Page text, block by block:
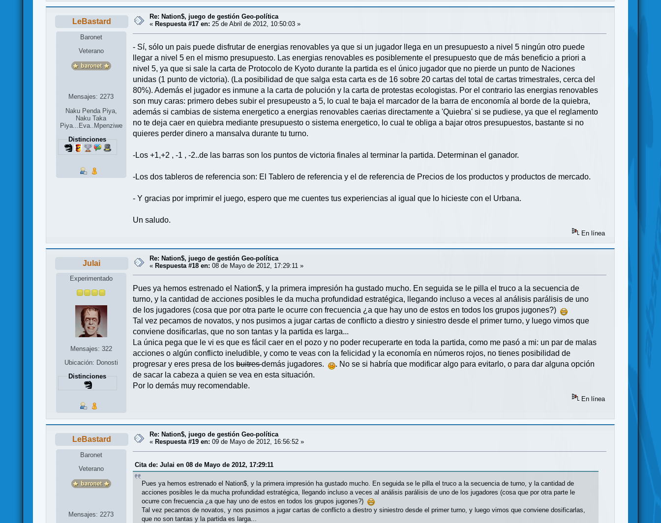
LeBastard
Baronet
Veterano
Mensajes: 2273
Naku Penda Piya,
Naku Taka
Piya...Eva..Mpenziwe
Distinciones
Re: Nation$, juego de gestión Geo-política
« Respuesta #17 en: 25 de Abril de 2012, 10:50:03 »
- Sí, sólo un pais puede disfrutar de energias renovables ya que si un jugador llega en un presupuesto a nivel 5 ningún otro puede
llegar a nivel 5 en el mismo presupuesto. Las energias renovables es posiblemente el presupuesto que de más beneficio a priori a
nivel 5, ya que si sale la carta de Protocolo de Kyoto durante la partida es el único jugador que no pierde un punto de Naciones
unidas (1 punto de victoria). (La posibilidad de que salga esta carta es de 16 sobre 20 cartas del total de cartas trimestrales, cerca del
80%). Además el jugador es inmune a la carta de polución y la carta de protestas ecologistas. Por el contrario las energias renovables
son muy caras: primero debes subir el presupeusto a 5, lo cual te baja el marcador de la barra de enconomía al borde de la quiebra,
además si cambias de sistema energetico a energias renovables caerias directamente a 'Quiebra' si se pudiese, ya que el reglamento
no te deja caer en quiebra mediante presupuesto o sistema energetico, lo cual te obliga a bajar otros presupuestos, bastante si no
quieres perder dinero a mansalva durante tu turno.
-Los +1,+2 , -1 , -2..de las barras son los puntos de victoria finales al terminar la partida. Determinan el ganador.
-Los dos tableros de referencia son: El Tablero de referencia y el de referencia de Precios de los productos y productos de mercado.
- Y gracias por imprimir el juego, espero que me cuentes tus experiencias al igual que lo hicieste con el Urbana.
Un saludo.
En línea
Julai
Experimentado
Mensajes: 322
Ubicación: Donosti
Distinciones
Re: Nation$, juego de gestión Geo-política
«Respuesta #18 en: 08 de Mayo de 2012, 17:29:11 »
Pues ya hemos estrenado el Nation$, y la primera impresión ha gustado mucho. En seguida se le pilla el truco a la secuencia de
turno, y la cantidad de acciones posibles le da mucha profundidad estratégica, llegando incluso a veces al análisis parálisis de uno
de los jugadores (cosa que por otra parte le ocurre con frecuencia ¿a que hay uno de estos en todos los grupos jugones?)
Tal vez pecamos de novatos, y nos pusimos a jugar cartas de conflicto a diestro y siniestro desde el primer turno, y luego vimos que
conviene dosificarlas, que no son tantas y la partida es larga...
La única pega que le vi es que es fácil caer en el pozo y no poder recuperarte en toda la partida, como me pasó a mi: un par de malas
acciones o algún conflicto ineludible, y como te veas con la felicidad y la economía en números rojos, no tienes posibilidad de
progresar y eres presa de losbuitresdemás jugadores.
. No se si habría que modificar algo para evitarlo, o para dar alguna opción
de sacar la cabeza a quien se vea en esta situación.
Por lo demás muy recomendable.
En línea
LeBastard
Baronet
Veterano
Mensajes: 2273
Re: Nation$, juego de gestión Geo-política
« Respuesta #19 en: 09 de Mayo de 2012, 16:56:52 »
Cita de: Julai en 08 de Mayo de 2012, 17:29:11
Pues ya hemos estrenado el Nation$, y la primera impresión ha gustado mucho. En seguida se le pilla el truco a la secuencia de turno, y la cantidad de
acciones posibles le da mucha profundidad estratégica, llegando incluso a veces al análisis parálisis de uno de los jugadores (cosa que por otra parte le
ocurre con frecuencia ¿a que hay uno de estos en todos los grupos jugones?)
Tal vez pecamos de novatos, y nos pusimos a jugar cartas de conflicto a diestro y siniestro desde el primer turno, y luego vimos que conviene dosificarlas,
que no son tantas y la partida es larga...